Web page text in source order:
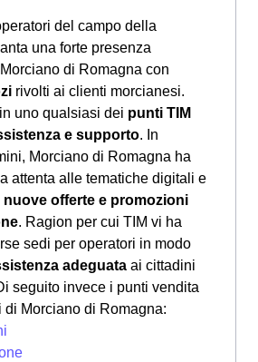
del campo della
una forte presenza
di Romagna con
rivolti ai clienti morcianesi.
uno qualsiasi dei punti TIM
e supporto. In
Morciano di Romagna ha
attenta alle tematiche digitali e
nuove offerte e promozioni
. Ragion per cui TIM vi ha
sedi per operatori in modo
adeguata ai cittadini
seguito invece i punti vendita
di Morciano di Romagna: